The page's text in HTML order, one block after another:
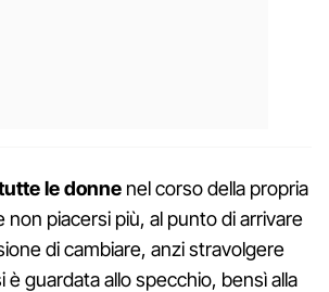
le donne nel corso della propria
non piacersi più, al punto di arrivare
di cambiare, anzi stravolgere
è guardata allo specchio, bensì alla